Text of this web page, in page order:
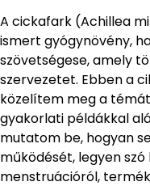
A cickafark (Achillea
ismert gyógynövény,
szövetségese, amely
szervezetet. Ebben a
közelítem meg a
gyakorlati példákkal
mutatom be, hogyan
működését, legyen
menstruációról,